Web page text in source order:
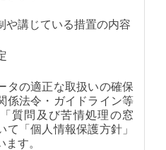
や講じている措置の内容
タの適正な取扱いの確保
係法令・ガイドライン等
質問及び苦情処理の窓
て「個人情報保護方針」
す。